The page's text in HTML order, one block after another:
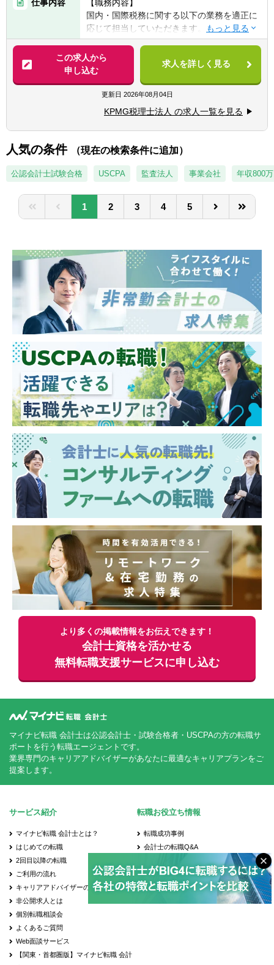
■公認会計士
【歓迎経験・スキル】
■税理士法人での業務経験
■事業会社の管理部門（税務・経理・財務）
での業務経験
■監査法人での業務経験
■上位職としての業務経験（マネジメント経
す。入社後に英語力を身に着けたいという方
仕事内容
【職務内容】
国内・国際税務に関する以下の業務を適正に
応じて担当していただきます。
【具体的には】
■法人税申告書作成業務及びレビュー業務
■税務調査の立会い
■企業買収・企業再編・合併に関するコンサ
ルティング業務
■国際事業戦略・投資形態に関するコンサル
ティング業務
■海外税制リサーチ業務及びコンサルティン
グ業務
■金融取引・商品/証券化取引に関するコンサ
この求人から
申し込む
求人を詳しく見る
更新日 2026年08月04日
KPMG税理士法人 の求人一覧を見る
人気の条件 （現在の検索条件に追加）
公認会計士試験合格 USCPA 監査法人 事業会社 年収800
1 2 3 4 5
より多くの掲載情報をお伝えできます！
会計士資格を活かせる
無料転職支援サービスに申し込む
マイナビ転職 会計士は公認会計士・試験合格者・USCPAの方の転職サ
ポートを行う転職エージェントです。
業界専門のキャリアアドバイザーがあなたに最適なキャリアプランをご
提案します。
サービス紹介
マイナビ転職 会計士とは？
はじめての転職
2回目以降の転職
ご利用の流れ
キャリアアドバイザーのご紹介
非公開求人とは
個別転職相談会
よくあるご質問
Web面談サービス
【関東・首都圏版】マイナビ転職 会計
転職お役立ち情報
転職成功事例
会計士の転職Q&A
会計士の転職先
年齢別の転職事情